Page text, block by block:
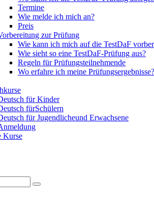
Termine
Wie melde ich mich an?
Preis
zur Prüfung
Wie kann ich mich auf die TestDaF
Wie sieht so eine TestDaF-Prüfung aus?
Regeln für Prüfungsteilnehmende
Wo erfahre ich meine Prüfungsergebnisse?
für Kinder
fürSchülern
für Jugendlicheund Erwachsene
Kurse